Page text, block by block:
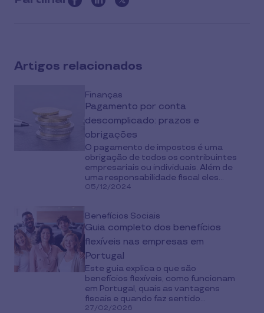
this
media
Artigos relacionados
Finanças
Pagamento por conta
descomplicado: prazos e
obrigações
O pagamento de impostos é uma
obrigação de todos os contribuintes
empresariais ou individuais. Além de
uma responsabilidade fiscal eles...
05/12/2024
Benefícios Sociais
Guia completo dos benefícios
flexíveis nas empresas em
Portugal
Este guia explica o que são
benefícios flexíveis, como funcionam
em Portugal, quais as vantagens
fiscais e quando faz sentido...
27/02/2026